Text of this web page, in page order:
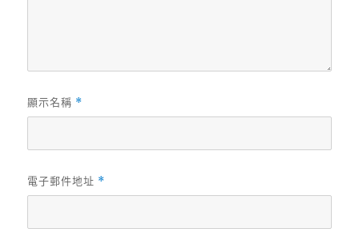
顯示名稱 *
電子郵件地址 *